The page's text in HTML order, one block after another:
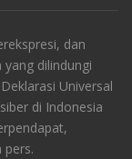
dan
dilindungi
Universal
di Indonesia
pers.